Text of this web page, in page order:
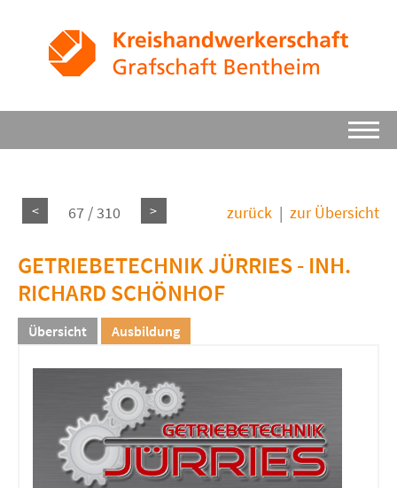
< 67 / 310 > zurück | zur Übersicht
GETRIEBETECHNIK JÜRRIES - INH.
RICHARD SCHÖNHOF
Übersicht Ausbildung